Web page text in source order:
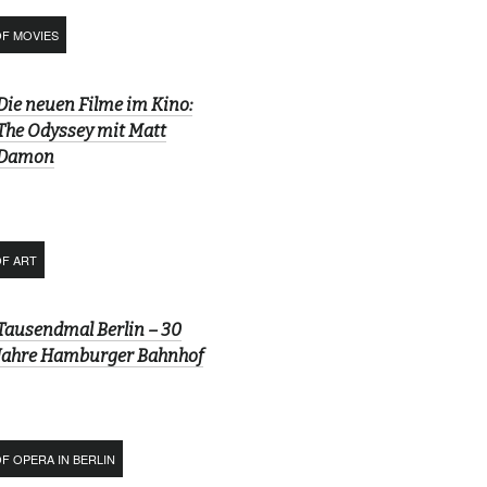
MOVIES
neuen Filme im Kino:
Odyssey mit Matt
ART
Berlin – 30
Hamburger Bahnhof
OPERA IN BERLIN